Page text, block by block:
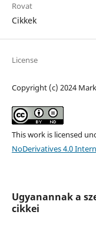
Rovat
Cikkek
License
Copyright (c) 2024
This work is licensed
NoDerivatives 4.0
Ugyanannak a
cikkei